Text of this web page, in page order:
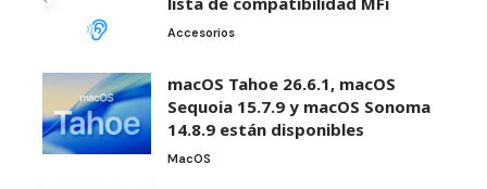
Accesorios
macOS Tahoe 26.6.1, macOS
Sequoia 15.7.9 y macOS Sonoma
14.8.9 están disponibles
MacOS